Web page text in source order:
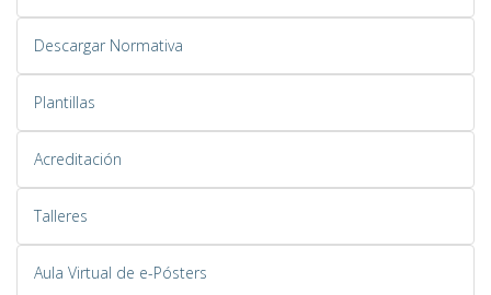
Descargar Normativa
Plantillas
Acreditación
Talleres
Aula Virtual de e-Pósters